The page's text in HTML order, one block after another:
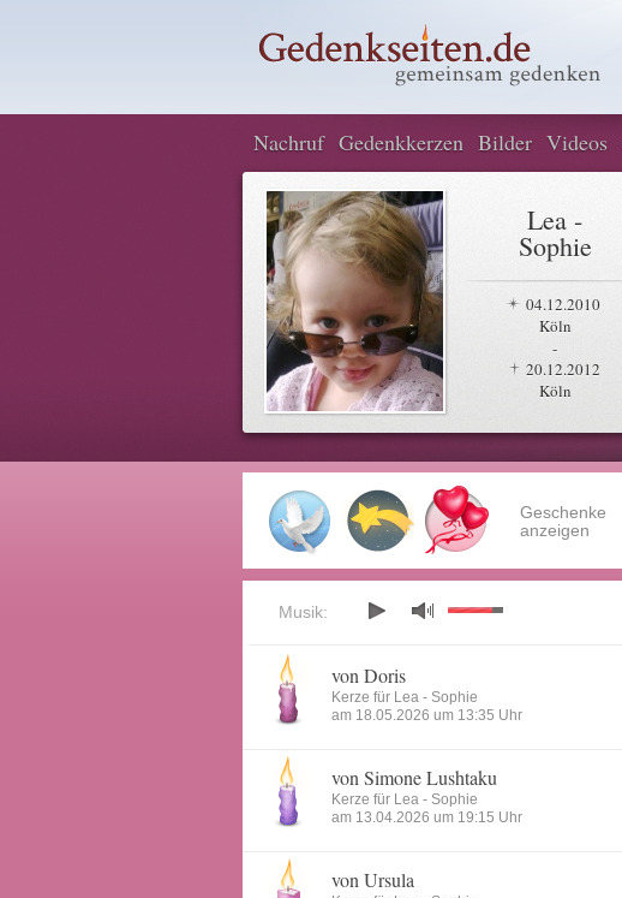
Nachruf Gedenkkerzen Bilder Videos
Lea -
Sophie
04.12.2010
Köln
-
20.12.2012
Köln
Geschenke
anzeigen
Musik:
von Doris
Kerze für Lea - Sophie
am 18.05.2026 um 13:35 Uhr
von Simone Lushtaku
Kerze für Lea - Sophie
am 13.04.2026 um 19:15 Uhr
von Ursula